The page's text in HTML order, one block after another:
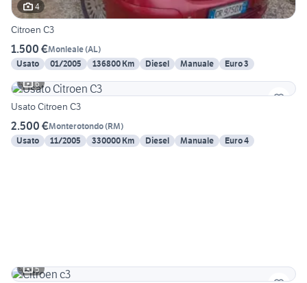
4
Citroen C3
1.500 €Monleale(AL)
Usato
01/2005 136800 Km Diesel Manuale
Euro 3
6
Usato Citroen C3
2.500 €Monterotondo(RM)
Usato
11/2005 330000 Km Diesel Manuale Euro 4
5